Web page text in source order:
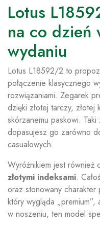
Lotus
na co dzień
wydaniu
Lotus L18592/2 to
połączenie klasycznego
rozwiązaniami. Zegarek
dzięki złotej tarczy,
skórzanemu paskowi.
dopasujesz go zarówno
casualowych.
Wyróżnikiem jest również
złotymi indeksami.
oraz stonowany charakter
który wygląda
w noszeniu, ten model